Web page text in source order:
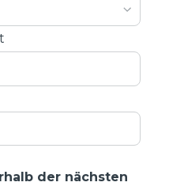
der nächsten